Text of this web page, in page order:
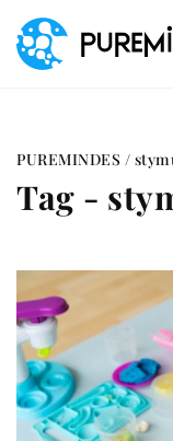
PUREMINDES /
Tag -